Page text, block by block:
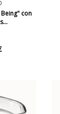
con